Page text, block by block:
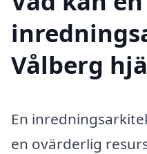
Vålberg
En
en ovärderlig